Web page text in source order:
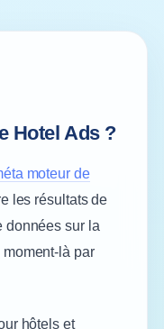
Hotel Ads ?
moteur de
les résultats de
données sur la
là par
hôtels et